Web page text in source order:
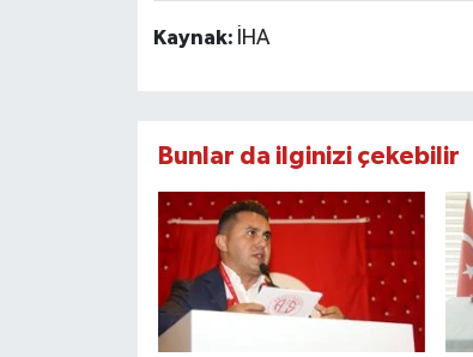
Kaynak: İHA
Bunlar da ilginizi çekebilir